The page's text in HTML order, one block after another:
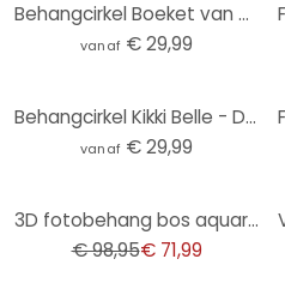
Behangcirkel Boeket van gedroogde bloemen - Treechild - vliesbehang/zelfklevend vliesbehang
vanaf € 29,99
Behangcirkel Kikki Belle - Dino World - vliesbehang/zelfklevend vliesbehang
vanaf € 29,99
3D fotobehang bos aquarel donkergroen - vliesbehang met bergmotief voor woonkamer
€ 98,95€ 71,99